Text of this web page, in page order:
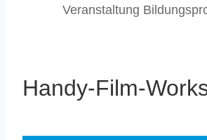
Veranstaltung
Handy-Film-